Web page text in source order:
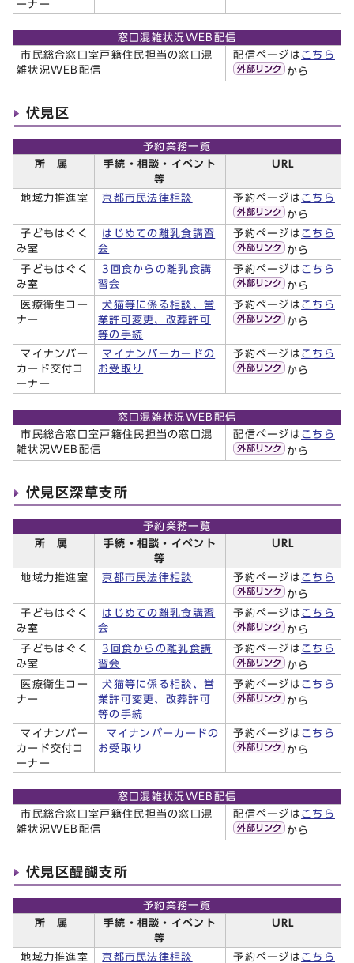
ーナー
窓口混雑状況WEB配信
市民総合窓口室戸籍住民担当の窓口混
雑状況WEB配信
配信ページは こちら
から
伏見区
予約業務一覧
所 属
手続・相談・イベント
等
URL
地域力推進室 京都市民法律相談 予約ページは こちら
から
子どもはぐく
み室
はじめての離乳食講習
会
予約ページは こちら
から
子どもはぐく
み室
3回食からの離乳食講
習会
予約ページは こちら
から
医療衛生コー
ナー
犬猫等に係る相談、営
業許可変更、改葬許可
等の手続
予約ページは こちら
から
マイナンバー
カード交付コ
ーナー
マイナンバーカードの
お受取り
予約ページは こちら
から
窓口混雑状況WEB配信
市民総合窓口室戸籍住民担当の窓口混
雑状況WEB配信
配信ページは こちら
から
伏見区深草支所
予約業務一覧
所 属
手続・相談・イベント
等
URL
地域力推進室 京都市民法律相談 予約ページは こちら
から
子どもはぐく
み室
はじめての離乳食講習
会
予約ページは こちら
から
子どもはぐく
み室
3回食からの離乳食講
習会
予約ページは こちら
から
医療衛生コー
ナー
犬猫等に係る相談、営
業許可変更、改葬許可
等の手続
予約ページは こちら
から
マイナンバー
カード交付コ
ーナー
マイナンバーカードの
お受取り
予約ページは こちら
から
窓口混雑状況WEB配信
市民総合窓口室戸籍住民担当の窓口混
雑状況WEB配信
配信ページは こちら
から
伏見区醍醐支所
予約業務一覧
所 属
手続・相談・イベント
等
URL
地域力推進室 京都市民法律相談 予約ページは こちら